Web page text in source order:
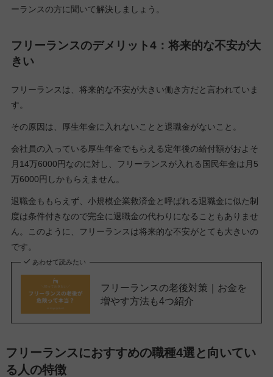
ーランスの方に聞いて解決しましょう。
フリーランスのデメリット4：将来的な不安が大
きい
フリーランスは、将来的な不安が大きい働き方だと言われていま
す。
その原因は、厚生年金に入れないことと退職金がないこと。
会社員の入っている厚生年金でもらえる定年後の給付額がおよそ
月14万6000円なのに対し、フリーランスが入れる国民年金は月5
万6000円しかもらえません。
退職金ももらえず、小規模企業救済金と呼ばれる退職金に似た制
度は条件付きなので完全に退職金の代わりになることもありませ
ん。このように、フリーランスは将来的な不安がとても大きいの
です。
あわせて読みたい
フリーランスの老後対策｜お金を
増やす方法も4つ紹介
フリーランスにおすすめの職種4選と向いてい
る人の特徴